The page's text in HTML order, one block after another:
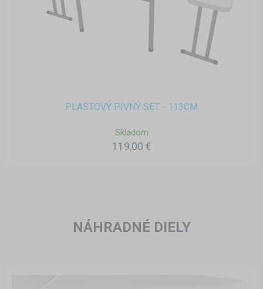
PLASTOVÝ PIVNÝ SET - 113CM
Skladom
119,00 €
NÁHRADNÉ DIELY